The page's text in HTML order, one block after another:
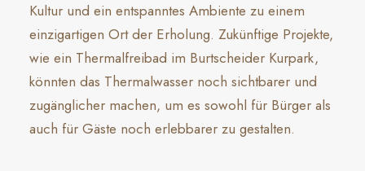
Kultur und ein entspanntes Ambiente zu einem
einzigartigen Ort der Erholung. Zukünftige Projekte,
wie ein Thermalfreibad im Burtscheider Kurpark,
könnten das Thermalwasser noch sichtbarer und
zugänglicher machen, um es sowohl für Bürger als
auch für Gäste noch erlebbarer zu gestalten.